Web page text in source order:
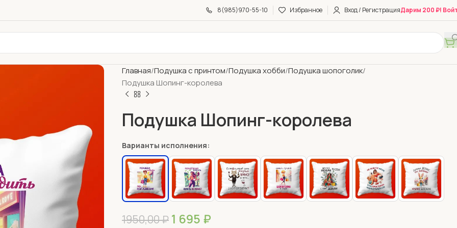
8(985)970-55-10 Избранное Вход / РегистрацияДарим 200 ₽!
Главная Подушка с принтом Подушка хобби Подушка шопоголик
Подушка Шопинг-королева
Подушка Шопинг-королева
Варианты исполнения:
1950,00₽ 1 695 ₽